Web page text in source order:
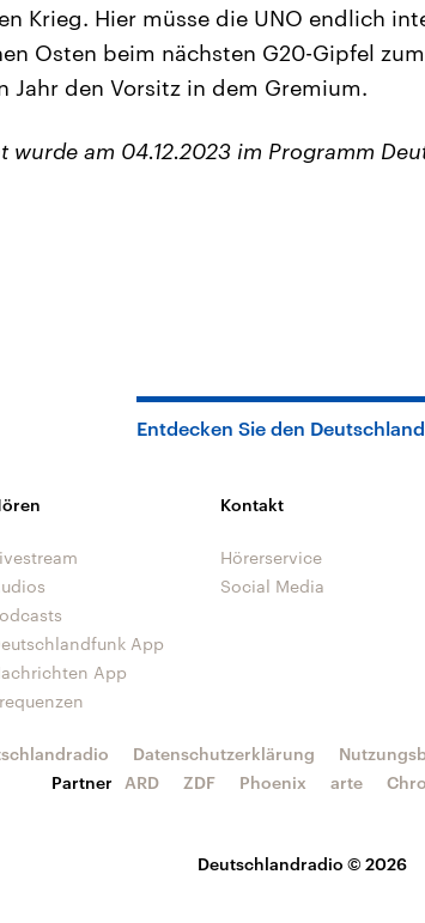
Krieg. Hier müsse die UNO endlich
Osten beim nächsten G20-Gipfel
Jahr den Vorsitz in dem Gremium.
wurde am 04.12.2023 im Programm
Entdecken Sie den
App
App
Kontakt
Hörerservice
Social Media
Deutschlandradio © 2026
Datenschutzerklärung
Partner
ARD ZDF Phoenix arte